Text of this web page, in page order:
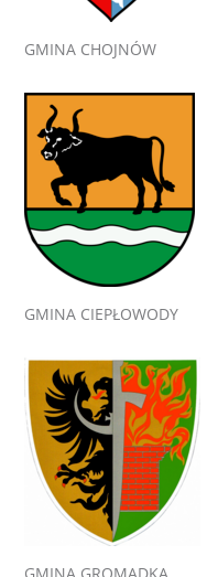
GMINA CHOJNÓW
GMINA CIEPŁOWODY